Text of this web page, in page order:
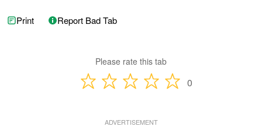
Print Report Bad Tab
Please rate this tab
0